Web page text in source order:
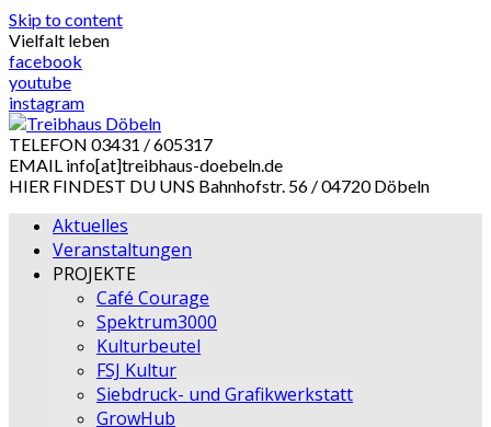
Skip to content
Vielfalt leben
facebook
youtube
instagram
TELEFON 03431 / 605317
EMAIL info[at]treibhaus-doebeln.de
HIER FINDEST DU UNS Bahnhofstr. 56 / 04720 Döbeln
Aktuelles
Veranstaltungen
PROJEKTE
Café Courage
Spektrum3000
Kulturbeutel
FSJ Kultur
Siebdruck- und Grafikwerkstatt
GrowHub